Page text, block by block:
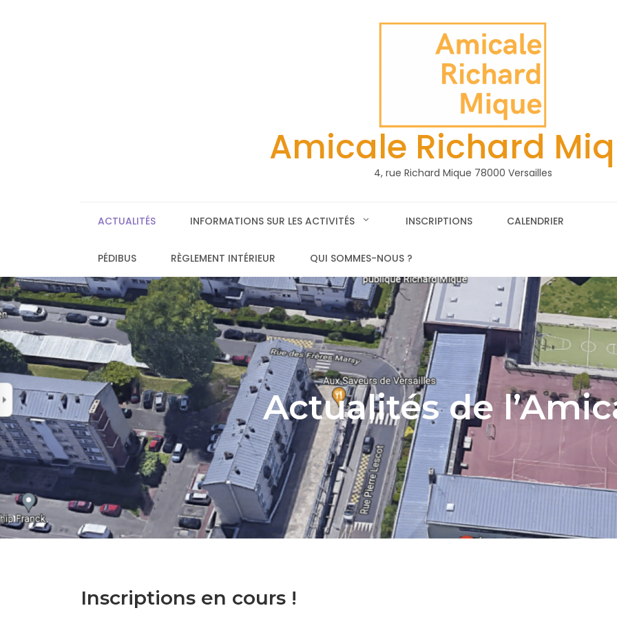
Amicale Richard
4, rue Richard Mique 78000 Versailles
ACTUALITÉS INFORMATIONS SUR LES ACTIVITÉS INSCRIPTIONS CALENDRIER
PÉDIBUS RÈGLEMENT INTÉRIEUR QUI SOMMES-NOUS ?
Actualités de
Inscriptions en cours !